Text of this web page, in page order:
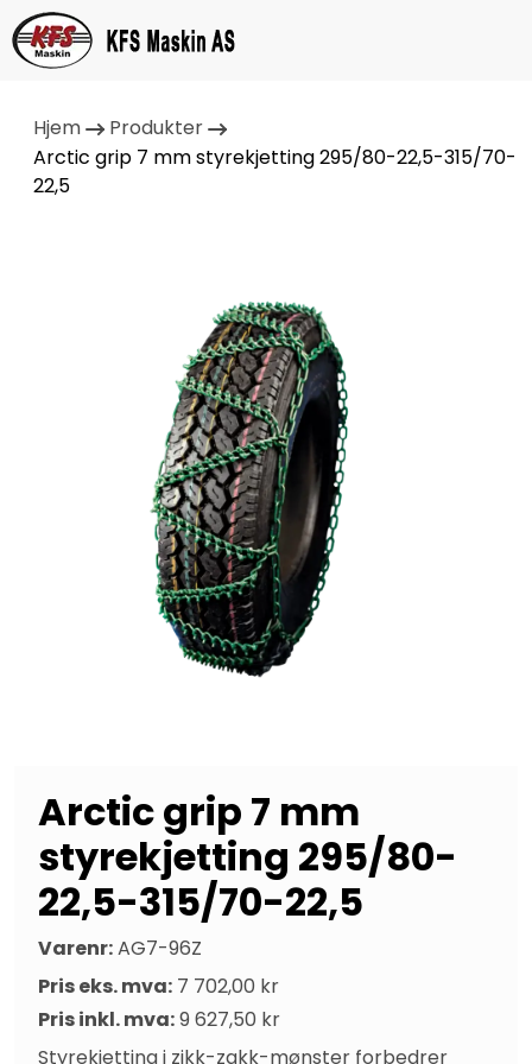
Hjem
Produkter
Arctic grip 7 mm styrekjetting 295/80-22,5-315/70-
22,5
Arctic grip 7 mm
styrekjetting 295/80-
22,5-315/70-22,5
Varenr:AG7-96Z
Pris eks. mva: 7 702,00 kr
Pris inkl. mva:9 627,50 kr
Styrekjetting i zikk-zakk-mønster forbedrer